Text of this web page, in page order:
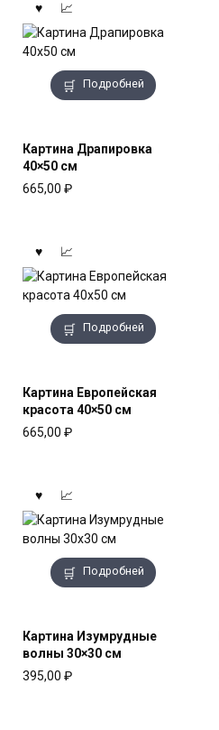
Подробней
Картина Драпировка
40×50 см
665,00 ₽
Подробней
Картина Европейская
красота 40×50 см
665,00 ₽
Подробней
Картина Изумрудные
волны 30×30 см
395,00 ₽